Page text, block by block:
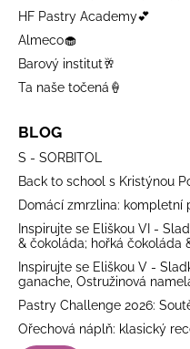
HF Pastry Academy💕
Almeco🧁
Barový institut🥂
Ta naše točená🍦
BLOG
S - SORBITOL
Back to school s Kristýnou
Domácí zmrzlina: kompletní
Inspirujte se Eliškou VI -
& čokoláda; hořká čokoláda
Inspirujte se Eliškou V -
ganache, Ostružinová
Pastry Challenge 2026:
Ořechová náplň: klasický